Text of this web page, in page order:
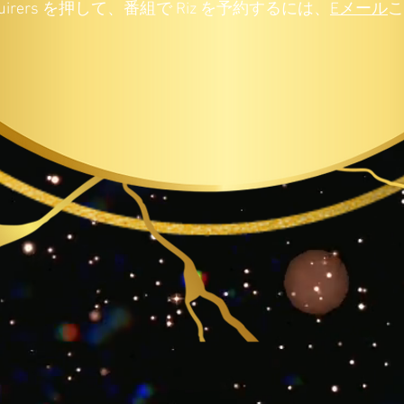
を押して、番組で Riz を予約するには、 Eメール